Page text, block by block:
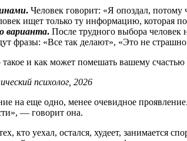
. Человек говорит: «Я опоздал,
ищет только ту информацию, которая
варианта. После трудного выбора человек
фразы: «Все так делают», «Это не
психолог, 2026
на еще одно, менее очевидное
— говорит она.
кто уехал, остался, худеет,